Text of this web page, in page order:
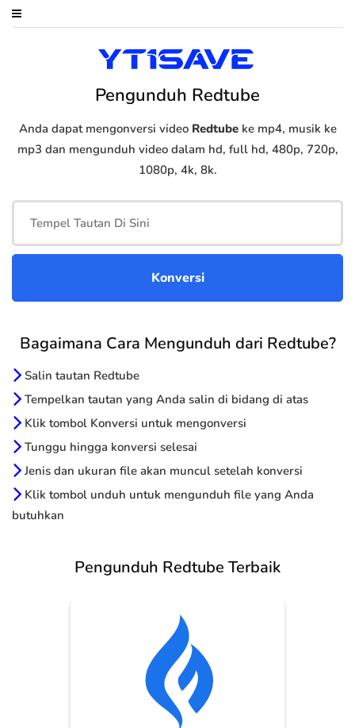
Pengunduh Redtube
Anda dapat mengonversi video Redtubeke mp4, musik ke
mp3 dan mengunduh video dalam hd, full hd, 480p, 720p,
1080p, 4k, 8k.
Bagaimana Cara Mengunduh dari Redtube?
Salin tautan Redtube
Tempelkan tautan yang Anda salin di bidang di atas
Klik tombol Konversi untuk mengonversi
Tunggu hingga konversi selesai
Jenis dan ukuran file akan muncul setelah konversi
Klik tombol unduh untuk mengunduh file yang Anda
butuhkan
Pengunduh Redtube Terbaik